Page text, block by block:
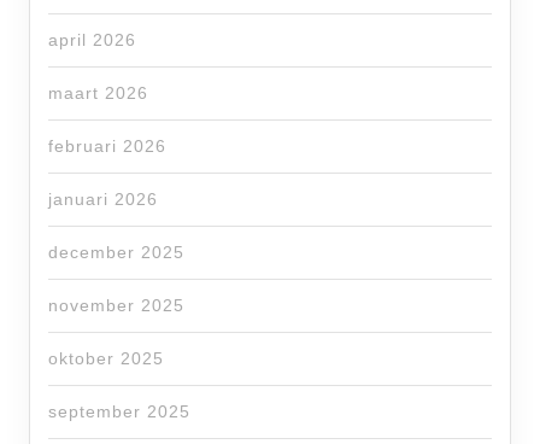
april 2026
maart 2026
februari 2026
januari 2026
december 2025
november 2025
oktober 2025
september 2025